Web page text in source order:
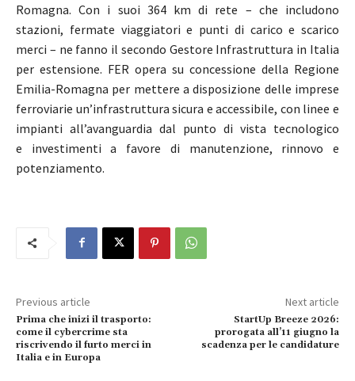
Romagna. Con i suoi 364 km di rete – che includono
stazioni, fermate viaggiatori e punti di carico e scarico
merci – ne fanno il secondo Gestore Infrastruttura in Italia
per estensione. FER opera su concessione della Regione
Emilia-Romagna per mettere a disposizione delle imprese
ferroviarie un’infrastruttura sicura e accessibile, con linee e
impianti all’avanguardia dal punto di vista tecnologico
e investimenti a favore di manutenzione, rinnovo e
potenziamento.
Previous article
Prima che inizi il trasporto:
come il cybercrime sta
riscrivendo il furto merci in
Italia e in Europa
Next article
StartUp Breeze 2026:
prorogata all’11 giugno la
scadenza per le candidature